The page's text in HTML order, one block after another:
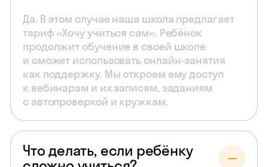
Да. В этом случае наша школа предлагает
тариф «Хочу учиться сам». Ребёнок
продолжит обучение в своей школе
и сможет использовать онлайн-занятия
как поддержку. Мы откроем ему доступ
к вебинарам и их записям, заданиям
с автопроверкой и кружкам.
Что делать, если ребёнку